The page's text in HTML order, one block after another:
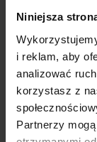
Niniejsza
i reklam, aby
analizować
korzystasz z
Partnerzy
Dążenie do
obrazu
niekiedy wręcz
jest
malowidło z
w celu